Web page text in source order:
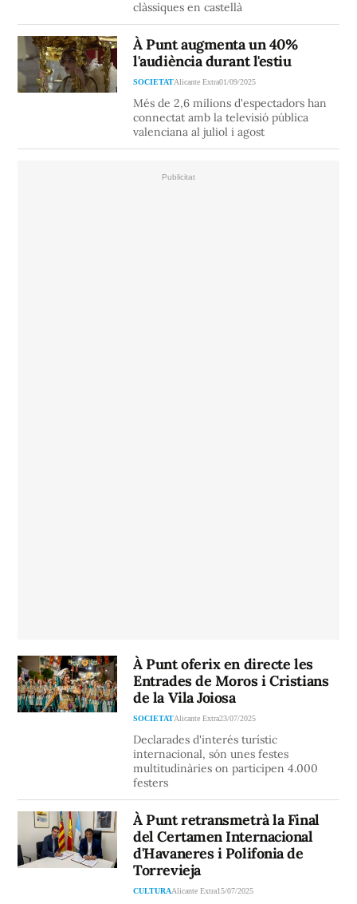
clàssiques en castellà
À Punt augmenta un 40%
l'audiència durant l'estiu
SOCIETATAlicante Extra01/09/2025
Més de 2,6 milions d'espectadors han
connectat amb la televisió pública
valenciana al juliol i agost
À Punt oferix en directe les
Entrades de Moros i Cristians
de la Vila Joiosa
SOCIETATAlicante Extra23/07/2025
Declarades d'interés turístic
internacional, són unes festes
multitudinàries on participen 4.000
festers
À Punt retransmetrà la Final
del Certamen Internacional
d'Havaneres i Polifonia de
Torrevieja
CULTURAAlicante Extra15/07/2025